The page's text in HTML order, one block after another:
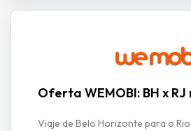
Oferta WEMOBI: BH x RJ
Viaje de Belo Horizonte para o